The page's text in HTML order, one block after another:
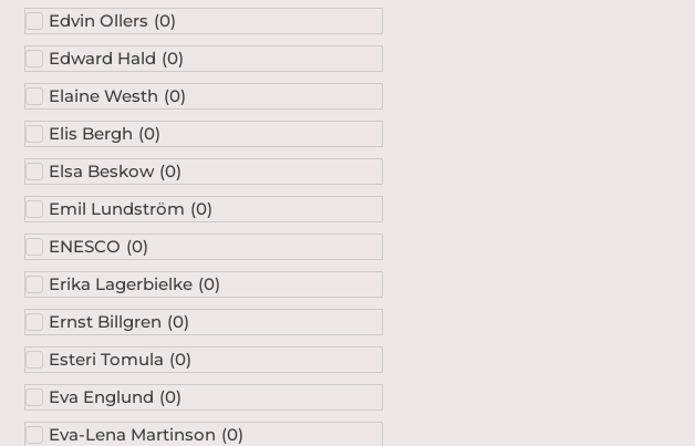
Edvin Ollers (0)
Edward Hald (0)
Elaine Westh (0)
Elis Bergh (0)
Elsa Beskow (0)
Emil Lundström (0)
ENESCO (0)
Erika Lagerbielke (0)
Ernst Billgren (0)
Esteri Tomula (0)
Eva Englund (0)
Eva-Lena Martinson (0)